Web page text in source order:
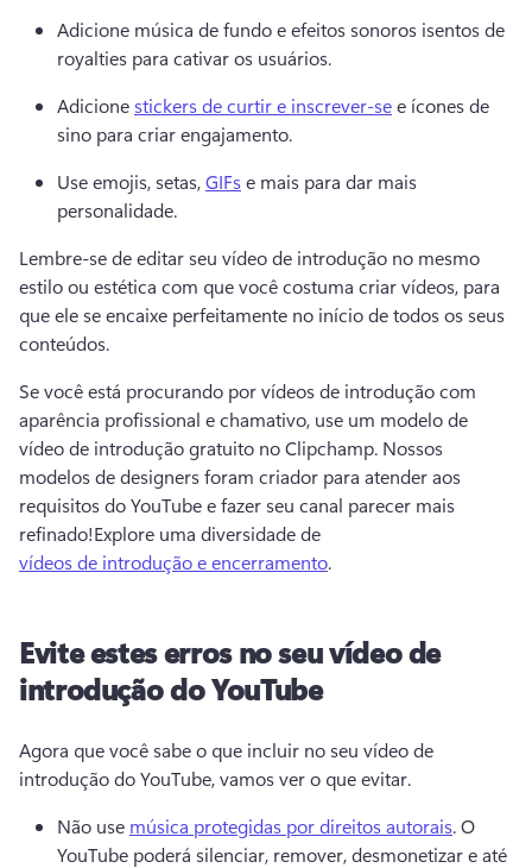
Adicione música de fundo e efeitos sonoros isentos de
royalties para cativar os usuários.
Adicione stickers de curtir e inscrever-se e ícones de
sino para criar engajamento.
Use emojis, setas, GIFs e mais para dar mais
personalidade.
Lembre-se de editar seu vídeo de introdução no mesmo
estilo ou estética com que você costuma criar vídeos, para
que ele se encaixe perfeitamente no início de todos os seus
conteúdos.
Se você está procurando por vídeos de introdução com
aparência profissional e chamativo, use um modelo de
vídeo de introdução gratuito no Clipchamp. Nossos
modelos de designers foram criador para atender aos
requisitos do YouTube e fazer seu canal parecer mais
refinado!Explore uma diversidade de
vídeos de introdução e encerramento.
Evite estes erros no seu vídeo de
introdução do YouTube
Agora que você sabe o que incluir no seu vídeo de
introdução do YouTube, vamos ver o que evitar.
Não use música protegidas por direitos autorais. O
YouTube poderá silenciar, remover, desmonetizar e até